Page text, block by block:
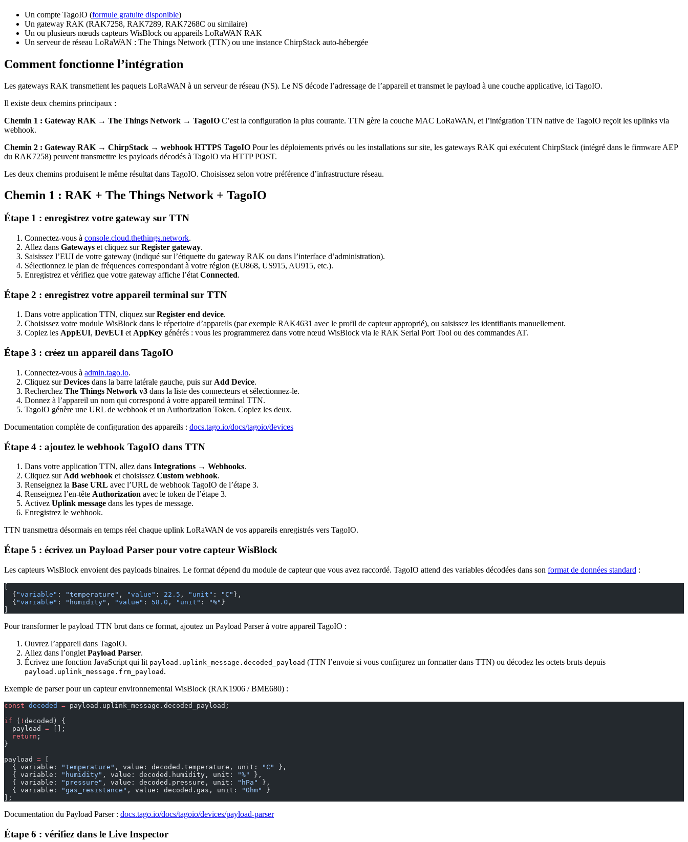
Un compte TagoIO (formule gratuite disponible)
Un gateway RAK (RAK7258, RAK7289, RAK7268C ou similaire)
Un ou plusieurs nœuds capteurs WisBlock ou appareils LoRaWAN RAK
Un serveur de réseau LoRaWAN : The Things Network (TTN) ou une instance ChirpStack auto-hébergée
Comment fonctionne l’intégration
Les gateways RAK transmettent les paquets LoRaWAN à un serveur de réseau (NS). Le NS décode l’adressage de l’appareil et transmet le payload à une couche applicative, ici TagoIO.
Il existe deux chemins principaux :
Chemin 1 : Gateway RAK → The Things Network → TagoIO C’est la configuration la plus courante. TTN gère la couche MAC LoRaWAN, et l’intégration TTN native de TagoIO reçoit les uplinks via
webhook.
Chemin 2 : Gateway RAK → ChirpStack → webhook HTTPS TagoIO Pour les déploiements privés ou les installations sur site, les gateways RAK qui exécutent ChirpStack (intégré dans le firmware AEP
du RAK7258) peuvent transmettre les payloads décodés à TagoIO via HTTP POST.
Les deux chemins produisent le même résultat dans TagoIO. Choisissez selon votre préférence d’infrastructure réseau.
Chemin 1 : RAK + The Things Network + TagoIO
Étape 1 : enregistrez votre gateway sur TTN
Connectez-vous à console.cloud.thethings.network.
Allez dans Gateways et cliquez surRegister gateway.
Saisissez l’EUI de votre gateway (indiqué sur l’étiquette du gateway RAK ou dans l’interface d’administration).
Sélectionnez le plan de fréquences correspondant à votre région (EU868, US915, AU915, etc.).
Enregistrez et vérifiez que votre gateway affiche l’état Connected.
Étape 2 : enregistrez votre appareil terminal sur TTN
Dans votre application TTN, cliquez surRegister end device.
Choisissez votre module WisBlock dans le répertoire d’appareils (par exemple RAK4631 avec le profil de capteur approprié), ou saisissez les identifiants manuellement.
Copiez les AppEUI, DevEUI etAppKey générés : vous les programmerez dans votre nœud WisBlock via le RAK Serial Port Tool ou des commandes AT.
Étape 3 : créez un appareil dans TagoIO
Connectez-vous à admin.tago.io.
Cliquez surDevices dans la barre latérale gauche, puis sur Add Device.
Recherchez The Things Network v3 dans la liste des connecteurs et sélectionnez-le.
Donnez à l’appareil un nom qui correspond à votre appareil terminal TTN.
TagoIO génère une URL de webhook et un Authorization Token. Copiez les deux.
Documentation complète de configuration des appareils : docs.tago.io/docs/tagoio/devices
Étape 4 : ajoutez le webhook TagoIO dans TTN
Dans votre application TTN, allez dans Integrations → Webhooks.
Cliquez sur Add webhook et choisissez Custom webhook.
Renseignez la Base URL avec l’URL de webhook TagoIO de l’étape 3.
Renseignez l’en-tête Authorization avec le token de l’étape 3.
Activez Uplink message dans les types de message.
Enregistrez le webhook.
TTN transmettra désormais en temps réel chaque uplink LoRaWAN de vos appareils enregistrés vers TagoIO.
Étape 5 : écrivez un Payload Parser pour votre capteur WisBlock
Les capteurs WisBlock envoient des payloads binaires. Le format dépend du module de capteur que vous avez raccordé. TagoIO attend des variables décodées dans son format de données standard :
  {
"variable" : "temperature" , "value" : 22.5 , "unit" : "C" },
  {
"variable" : "humidity" , "value" : 58.0 , "unit" : "%" }
Pour transformer le payload TTN brut dans ce format, ajoutez un Payload Parser à votre appareil TagoIO :
Ouvrez l’appareil dans TagoIO.
Allez dans l’onglet Payload Parser.
Écrivez une fonction JavaScript qui lit payload.uplink_message.decoded_payload (TTN l’envoie si vous configurez un formatter dans TTN) ou décodez les octets bruts depuis
payload.uplink_message.frm_payload .
Exemple de parser pour un capteur environnemental WisBlock (RAK1906 / BME680) :
const decoded = payload.uplink_message.decoded_payload;
if ( ! decoded) {
  payload
= [];
  return
;
}
payload =
  { variable:
"temperature" , value: decoded.temperature, unit: "C"
},
  { variable:
"humidity" , value: decoded.humidity, unit: "%"
},
  { variable:
"pressure" , value: decoded.pressure, unit: "hPa"
},
  { variable:
"gas_resistance" , value: decoded.gas, unit: "Ohm"
}
];
Documentation du Payload Parser : docs.tago.io/docs/tagoio/devices/payload-parser
Étape 6 : vérifiez dans le Live Inspector